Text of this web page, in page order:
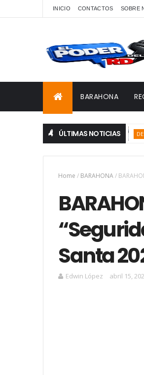
INICIO CONTACTOS SOBRE
BARAHONA
ÚLTIMAS NOTICIAS
Home / BARAHONA/
Santa
Edwin López abril 15,